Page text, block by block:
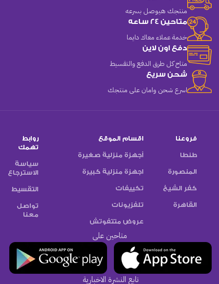
منتجك هيوصل بسرعه
متاحين 24 ساعه
خدمة عملاء معاك دايما
دفع اون لاين
متاح كل طرق الدفع والتقسيط
شحن سريع
اسرع شحن وامان على منتجك
فروعنا
طنطا
المنصورة
كفر الشيخ
القاهرة
اقسام الموقع
أجهزة منزلية صغيرة
اجهزة منزلية كبيرة
تكييفات
تلفزيونات
عروض متتفوتش
روابط
تهمك
سياسة
الاسترجاع
التقسيط
تواصل
معنا
متاحين على
تابع النشرة الاخبارية